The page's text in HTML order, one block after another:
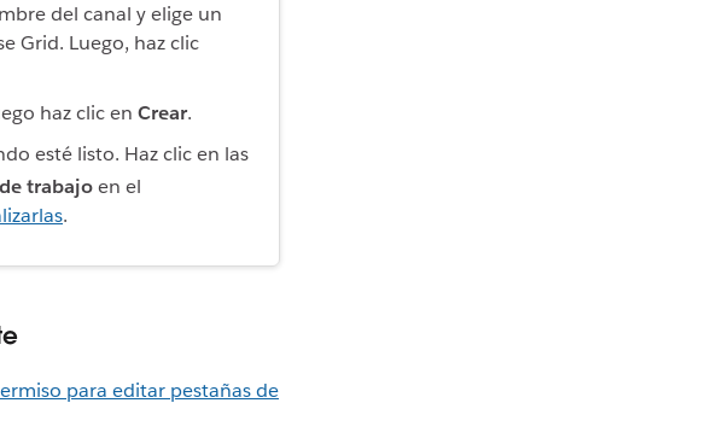
del canal y elige un
Grid. Luego, haz clic
haz clic en Crear.
esté listo. Haz clic en las
trabajoen el
.
para editar pestañas de